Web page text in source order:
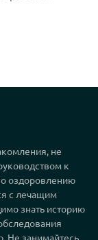
не
к
оздоровлению
с лечащим
знать историю
Не занимайтесь